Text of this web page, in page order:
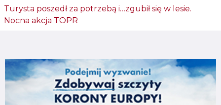
Turysta poszedł za potrzebą i…zgubił się w lesie.
Nocna akcja TOPR